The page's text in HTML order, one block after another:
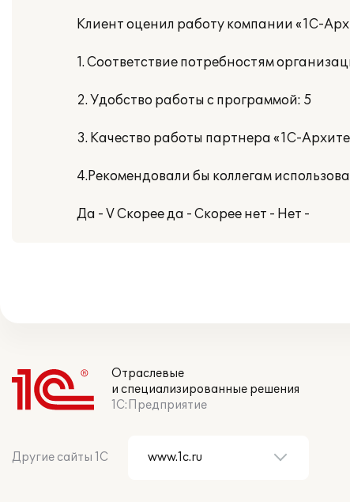
Клиент оценил работу компании «1С-
1. Соответствие потребностям
2. Удобство работы с программой: 5
3. Качество работы партнера «1С-
4.Рекомендовали бы коллегам
Да - V Скорее да - Скорее нет - Нет -
Отраслевые
и специализированные решения
1С:Предприятие
Другие сайты 1С